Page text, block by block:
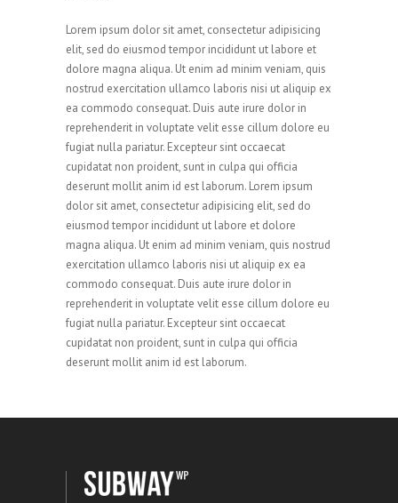
Lorem ipsum dolor sit amet, consectetur adipisicing
elit, sed do eiusmod tempor incididunt ut labore et
dolore magna aliqua. Ut enim ad minim veniam, quis
nostrud exercitation ullamco laboris nisi ut aliquip ex
ea commodo consequat. Duis aute irure dolor in
reprehenderit in voluptate velit esse cillum dolore eu
fugiat nulla pariatur. Excepteur sint occaecat
cupidatat non proident, sunt in culpa qui officia
deserunt mollit anim id est laborum. Lorem ipsum
dolor sit amet, consectetur adipisicing elit, sed do
eiusmod tempor incididunt ut labore et dolore
magna aliqua. Ut enim ad minim veniam, quis nostrud
exercitation ullamco laboris nisi ut aliquip ex ea
commodo consequat. Duis aute irure dolor in
reprehenderit in voluptate velit esse cillum dolore eu
fugiat nulla pariatur. Excepteur sint occaecat
cupidatat non proident, sunt in culpa qui officia
deserunt mollit anim id est laborum.